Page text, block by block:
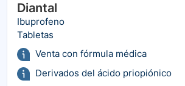
Diantal
Ibuprofeno
Tabletas
Venta con fórmula médica
Derivados del ácido priopiónico